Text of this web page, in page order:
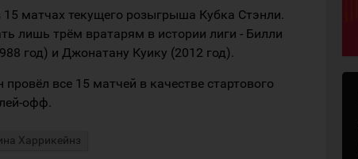
15 матчах текущего розыгрыша Кубка Стэнли.
лишь трём вратарям в истории лиги - Билли
год) и Джонатану Куику (2012 год).
все 15 матчей в качестве стартового
офф.
Харрикейнз